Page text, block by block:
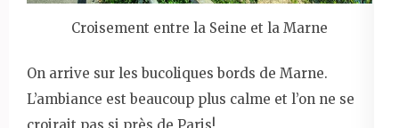
Croisement entre la Seine et la Marne
On arrive sur les bucoliques bords de Marne.
L’ambiance est beaucoup plus calme et l’on ne se